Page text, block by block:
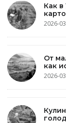
Как
2026-
От
как
2026-